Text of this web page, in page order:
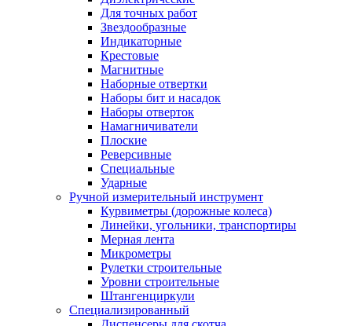
Для точных работ
Звездообразные
Индикаторные
Крестовые
Магнитные
Наборные отвертки
Наборы бит и насадок
Наборы отверток
Намагничиватели
Плоские
Реверсивные
Специальные
Ударные
Ручной измерительный инструмент
Курвиметры (дорожные колеса)
Линейки, угольники, транспортиры
Мерная лента
Микрометры
Рулетки строительные
Уровни строительные
Штангенциркули
Специализированный